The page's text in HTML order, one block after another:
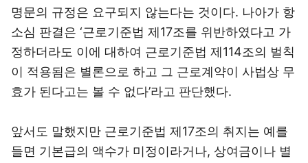
명문의 규정은 요구되지 않는다는 것이다. 나아가 항
소심 판결은 ‘근로기준법 제17조를 위반하였다고 가
정하더라도 이에 대하여 근로기준법 제114조의 벌칙
이 적용됨은 별론으로 하고 그 근로계약이 사법상 무
효가 된다고는 볼 수 없다’라고 판단했다.
앞서도 말했지만 근로기준법 제17조의 취지는 예를
들면 기본급의 액수가 미정이라거나, 상여금이나 별